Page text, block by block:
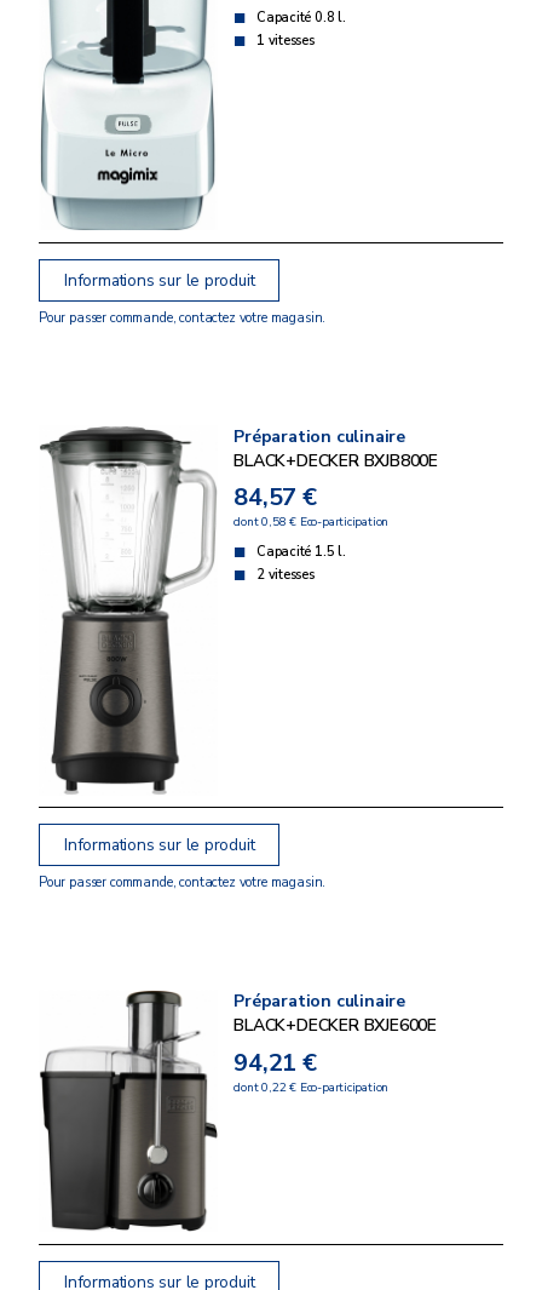
Capacité 0.8 l.
1 vitesses
Informations sur le produit
Pour passer commande, contactez votre magasin.
Préparation culinaire
BLACK+DECKER BXJB800E
84,57 €
dont 0,58 € Eco-participation
Capacité 1.5 l.
2 vitesses
Informations sur le produit
Pour passer commande, contactez votre magasin.
Préparation culinaire
BLACK+DECKER BXJE600E
94,21 €
dont 0,22 € Eco-participation
Informations sur le produit